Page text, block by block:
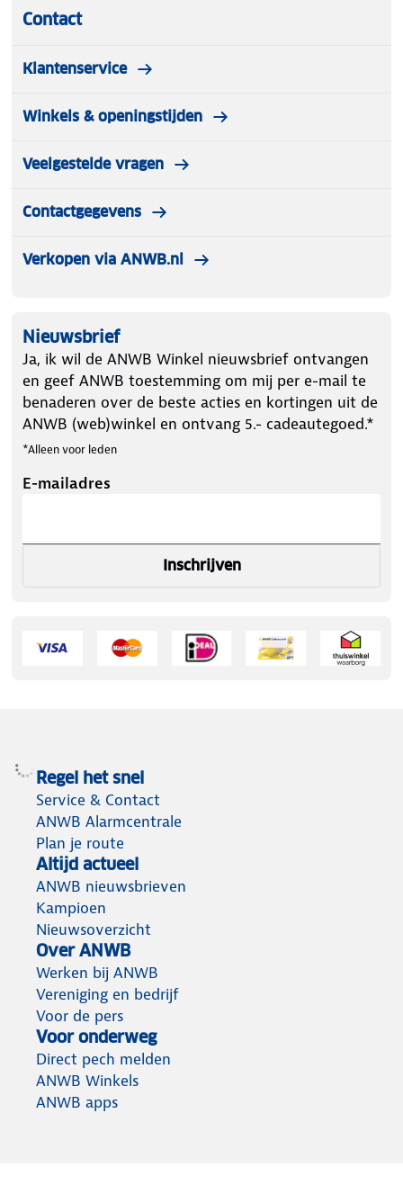
Contact
Klantenservice
Winkels & openingstijden
Veelgestelde vragen
Contactgegevens
Verkopen via ANWB.nl
Nieuwsbrief
Ja, ik wil de ANWB Winkel nieuwsbrief ontvangen
en geef ANWB toestemming om mij per e-mail te
benaderen over de beste acties en kortingen uit de
ANWB (web)winkel en ontvang 5.- cadeautegoed.*
*Alleen voor leden
E-mailadres
Inschrijven
Regel het snel
Service & Contact
ANWB Alarmcentrale
Plan je route
Altijd actueel
ANWB nieuwsbrieven
Kampioen
Nieuwsoverzicht
Over ANWB
Werken bij ANWB
Vereniging en bedrijf
Voor de pers
Voor onderweg
Direct pech melden
ANWB Winkels
ANWB apps